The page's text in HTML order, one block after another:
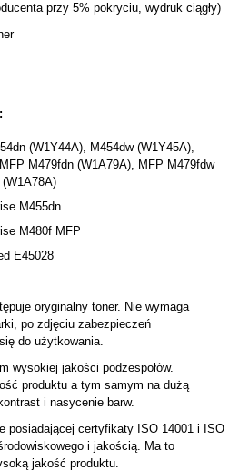
przy 5% pokryciu, wydruk ciągły)
(W1Y44A), M454dw (W1Y45A),
M479fdn (W1A79A), MFP M479fdw
M455dn
M480f MFP
E45028
oryginalny toner. Nie wymaga
po zdjęciu zabezpieczeń
do użytkowania.
wysokiej jakości podzespołów.
produktu a tym samym na dużą
i nasycenie barw.
posiadającej certyfikaty ISO 14001 i ISO
i jakością. Ma to
jakość produktu.